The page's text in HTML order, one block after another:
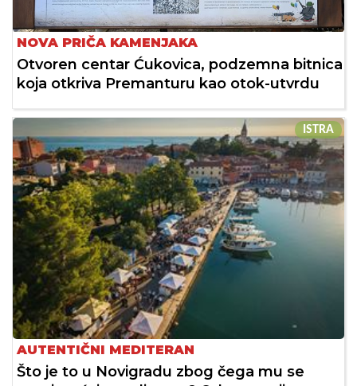
NOVA PRIČA KAMENJAKA
Otvoren centar Ćukovica, podzemna bitnica
koja otkriva Premanturu kao otok-utvrdu
ISTRA
AUTENTIČNI MEDITERAN
Što je to u Novigradu zbog čega mu se